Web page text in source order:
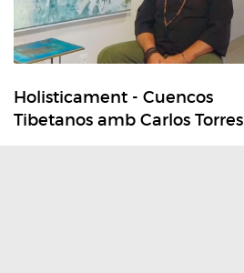
Holisticament - Cuencos
Tibetanos amb Carlos Torres